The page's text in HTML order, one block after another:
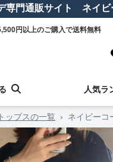
専門通販サイト ネイビ
円以上のご購入で送料無料
人気ラ
トップスの一覧 › ネイビーコ